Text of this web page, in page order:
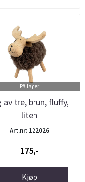
På lager
av tre, brun, fluffy,
liten
Art.nr: 122026
175,-
Kjøp